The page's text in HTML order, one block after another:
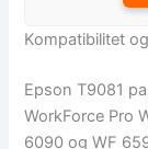
Kompatibilitet
Epson T9081
WorkForce Pro
6090 og WF